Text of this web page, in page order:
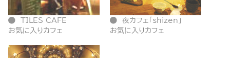
TILES CAFE
お気に入りカフェ
夜カフェ「shizen」
お気に入りカフェ